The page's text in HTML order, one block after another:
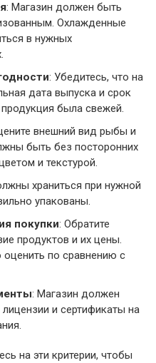
: Магазин должен быть
Охлажденные
в нужных
: Убедитесь, что на
дата выпуска и срок
была свежей.
внешний вид рыбы и
быть без посторонних
и текстурой.
храниться при нужной
упакованы.
покупки: Обратите
продуктов и их цены.
по сравнению с
: Магазин должен
и сертификаты на
на эти критерии, чтобы